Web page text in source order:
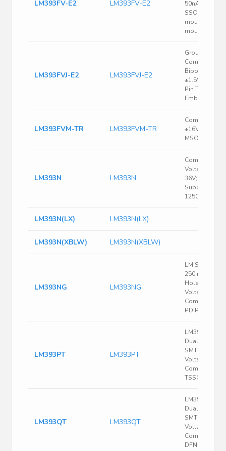
LM393FV-E2 LM393FV-E2
50nA@ 1.4V
SSOP-8-B
mount，glue
mount
LM393FVJ-E2 LM393FVJ-E2
Ground
Comparator
Bipolar 3V to
±1.5V to ±16V
Pin TSSOP-BJ
Emboss T/R
LM393FVM-TR LM393FVM-TR
Comparator
±16V/32V 8-
MSOP T/R
LM393N LM393N
Comparator;
Voltage; +/-
36V; 1 mA
Supply; +/-
1250mW
LM393N(LX) LM393N(LX)
LM393N(XBLW) LM393N(XBLW)
LM393NG LM393NG
LM Series 36
250 nA
Hole Low
Voltage Dual
Comparator -
PDIP-8
LM393PT LM393PT
LM393 Series
Dual 36 V
SMT Low
Voltage
Comparator -
TSSOP-8
LM393QT LM393QT
LM393 Series
Dual 36 V
SMT Low
Voltage
Comparator -
DFN-8